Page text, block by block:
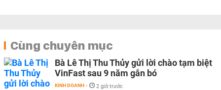
Cùng chuyên mục
Bà Lê Thị Thu Thủy gửi lời chào tạm biệt
VinFast sau 9 năm gắn bó
KINH DOANH - 2 giờ trước